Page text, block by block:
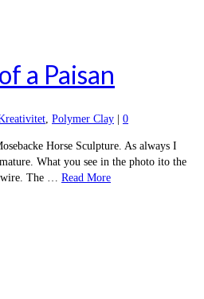
a Paisan
, Polymer Clay 0
Horse Sculpture. As always I
What you see in the photo ito the
wire. The … Read More